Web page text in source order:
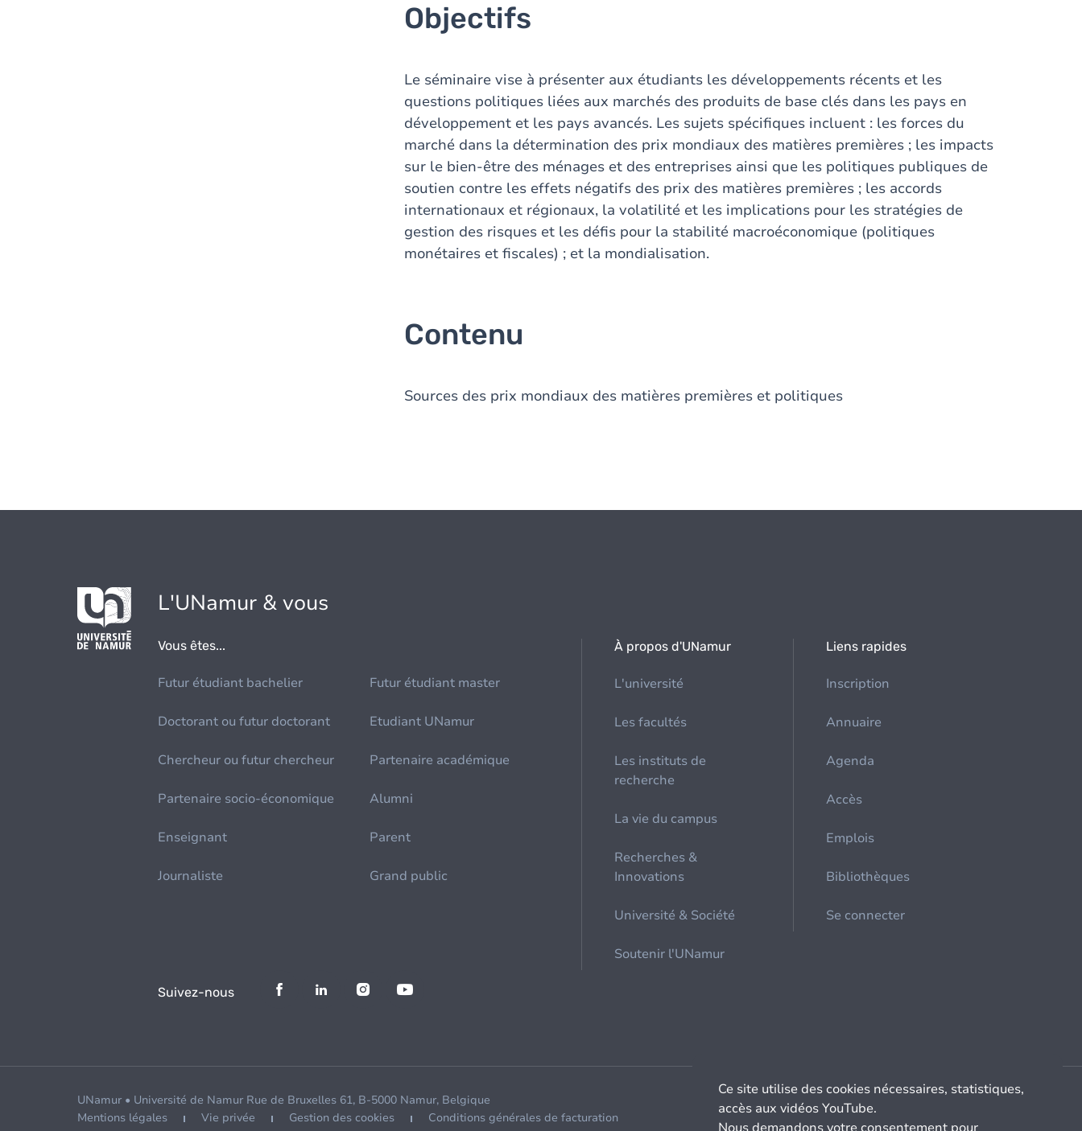
Objectifs
Le séminaire vise à présenter aux étudiants les développements récents et les
questions politiques liées aux marchés des produits de base clés dans les pays en
développement et les pays avancés. Les sujets spécifiques incluent : les forces du
marché dans la détermination des prix mondiaux des matières premières ; les impacts
sur le bien-être des ménages et des entreprises ainsi que les politiques publiques de
soutien contre les effets négatifs des prix des matières premières ; les accords
internationaux et régionaux, la volatilité et les implications pour les stratégies de
gestion des risques et les défis pour la stabilité macroéconomique (politiques
monétaires et fiscales) ; et la mondialisation.
Contenu
Sources des prix mondiaux des matières premières et politiques
L'UNamur & vous
Vous êtes...
Futur étudiant bachelier Futur étudiant master
Doctorant ou futur doctorant Etudiant UNamur
Chercheur ou futur chercheur Partenaire académique
Partenaire socio-économique Alumni
Enseignant Parent
Journaliste Grand public
À propos d'UNamur
L'université
Les facultés
Les instituts de
recherche
La vie du campus
Recherches &
Innovations
Université & Société
Soutenir l'UNamur
Liens rapides
Inscription
Annuaire
Agenda
Accès
Emplois
Bibliothèques
Se connecter
Suivez-nous
UNamur • Université de Namur Rue de Bruxelles 61, B-5000 Namur, Belgique
Mentions légales
Vie privée Gestion des cookies Conditions générales de facturation
Ce site utilise des cookies nécessaires, statistiques,
accès aux vidéos YouTube.